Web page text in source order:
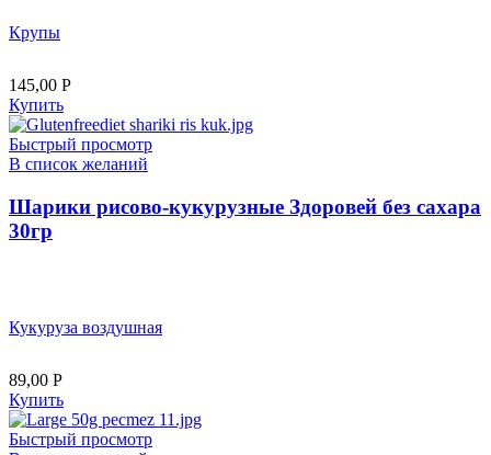
Крупы
145,00 Р
Купить
Быстрый просмотр
В список желаний
Шарики рисово-кукурузные Здоровей без сахара
30гр
Кукуруза воздушная
89,00 Р
Купить
Быстрый просмотр